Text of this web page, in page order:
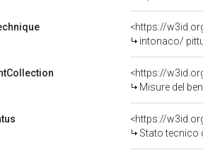
<https://
intonaco/
<https://
Misure del
<https://
Stato tecnico